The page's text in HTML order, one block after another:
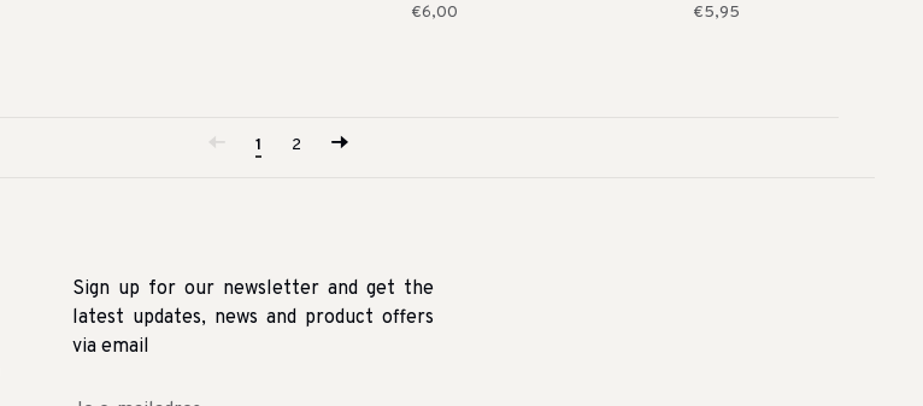
€6,00 €5,95
1 2
Sign up for our newsletter and get the
latest updates, news and product offers
via email